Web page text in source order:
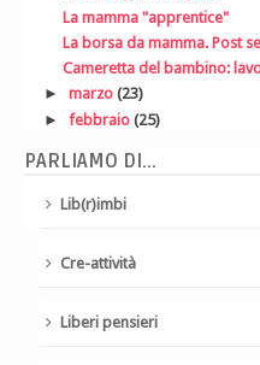
La mamma "apprentice"
La borsa da mamma. Post
Cameretta del bambino:
► marzo (23)
► febbraio (25)
PARLIAMO DI...
Lib(r)imbi
Cre-attività
Liberi pensieri